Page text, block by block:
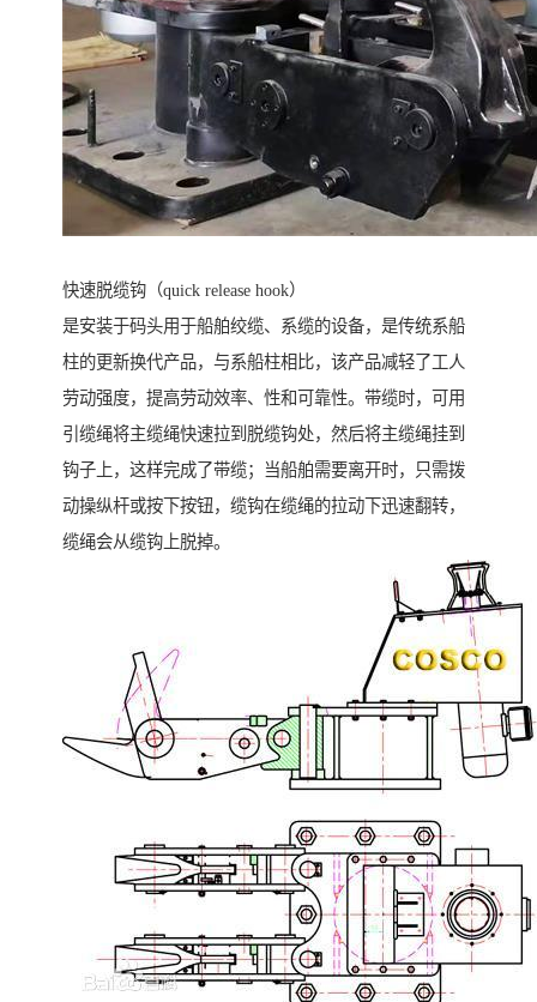
快速脱缆钩（quick release hook）
是安装于码头用于船舶绞缆、系缆的设备，是传统系船
柱的更新换代产品，与系船柱相比，该产品减轻了工人
劳动强度，提高劳动效率、性和可靠性。带缆时，可用
引缆绳将主缆绳快速拉到脱缆钩处，然后将主缆绳挂到
钩子上，这样完成了带缆；当船舶需要离开时，只需拨
动操纵杆或按下按钮，缆钩在缆绳的拉动下迅速翻转，
缆绳会从缆钩上脱掉。